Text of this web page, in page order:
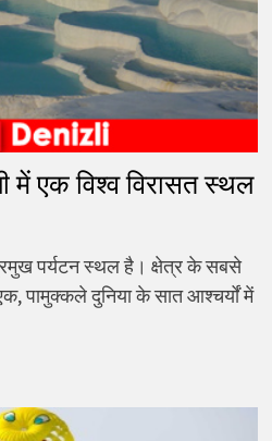
में एक विश्व विरासत स्थल
पर्यटन स्थल है। क्षेत्र के सबसे
पामुक्कले दुनिया के सात आश्चर्यों में